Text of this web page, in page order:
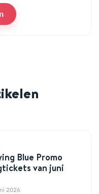
Blue Promo
van juni
2026